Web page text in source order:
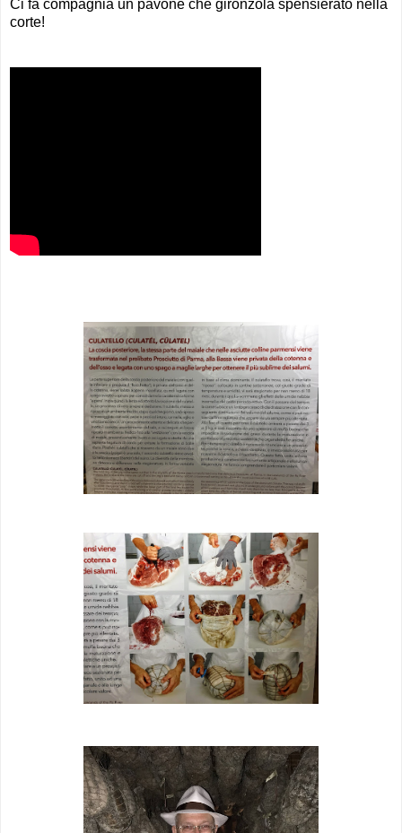
Ci fa compagnia un pavone che gironzola spensierato nella
corte!